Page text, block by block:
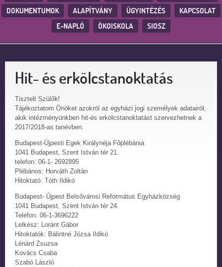
DOKUMENTUMOK ALAPÍTVÁNY ÜGYINTÉZÉS
KAPCSOLAT
E-NAPLÓ
ÖKOISKOLA SIOSZ
Hit- és erkölcstanoktatás
Tisztelt Szülők!
Tájékoztatom Önöket azokról az egyházi jogi személyek adatairól,
akik intézményünkben hit-és erkölcstanoktatást szervezhetnek a
2017/2018-as tanévben.
Budapest-Újpesti Egek Királynéja Főplébánia
1041 Budapest, Szent István tér 21.
telefon: 06-1- 2692895
Plébános: Horváth Zoltán
Hitoktató: Tóth Ildikó
Budapest- Újpest Belsővárosi Református Egyházközség
1041 Budapest, Szent István tér 24.
Telefon: 06-1-3696222
Lelkész: Loránt Gábor
Hitoktatók: Bálintné Józsa Ildikó
Lénárd Zsuzsa
Kovács Csaba
Szabó László